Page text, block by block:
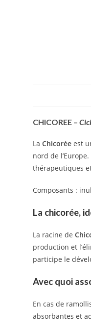
CHICOREE –
LaChicorée est
nord de
thérapeutiques
Composants :
La chicorée,
La racine de
production et
participe le
Avec quoi
En cas de
absorbantes et